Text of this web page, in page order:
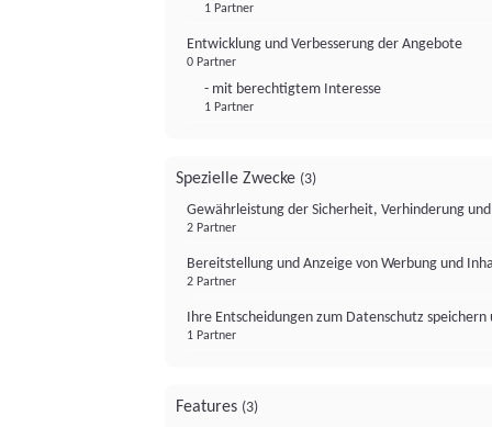
1 Partner
Entwicklung und Verbesserung der Angebote
0 Partner
- mit berechtigtem Interesse
1 Partner
Spezielle Zwecke (3)
Gewährleistung der Sicherheit, Verhinderung
2 Partner
Bereitstellung und Anzeige von Werbung und
2 Partner
Ihre Entscheidungen zum Datenschutz
1 Partner
Features (3)